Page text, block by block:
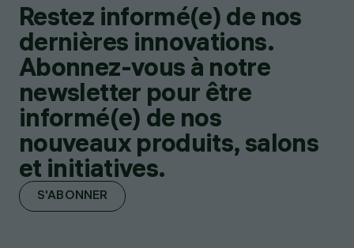
Restez informé(e) de nos
dernières innovations.
Abonnez-vous à notre
newsletter pour être
informé(e) de nos
nouveaux produits, salons
et initiatives.
S'ABONNER